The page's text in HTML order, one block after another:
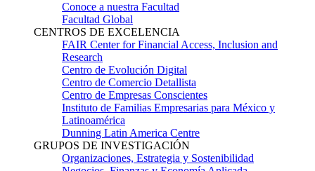
Conoce a nuestra Facultad
Facultad Global
CENTROS DE EXCELENCIA
FAIR Center for Financial Access, Inclusion and
Research
Centro de Evolución Digital
Centro de Comercio Detallista
Centro de Empresas Conscientes
Instituto de Familias Empresarias para México y
Latinoamérica
Dunning Latin America Centre
GRUPOS DE INVESTIGACIÓN
Organizaciones, Estrategia y Sostenibilidad